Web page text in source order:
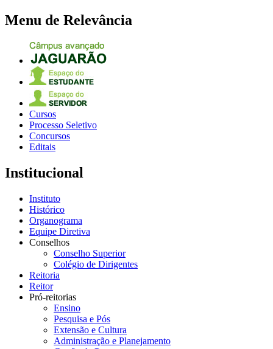
Menu de Relevância
Cursos
Processo Seletivo
Concursos
Editais
Institucional
Instituto
Histórico
Organograma
Equipe Diretiva
Conselhos
Conselho Superior
Colégio de Dirigentes
Reitoria
Reitor
Pró-reitorias
Ensino
Pesquisa e Pós
Extensão e Cultura
Administração e Planejamento